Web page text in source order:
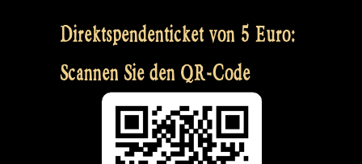
Direktspendenticket von 5 Euro:
Scannen Sie den QR-Code